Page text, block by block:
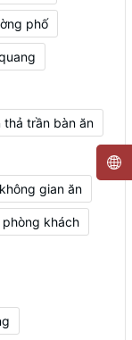
phố
thả trần bàn ăn
gian ăn
khách